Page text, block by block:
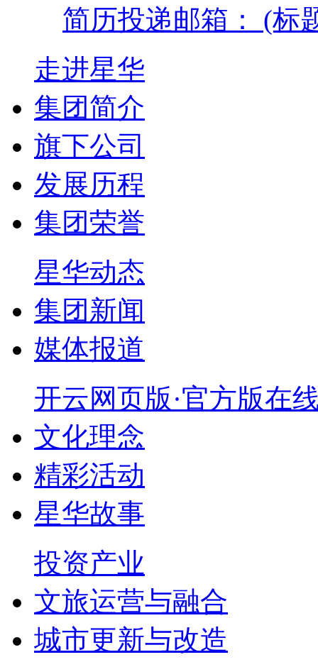
简历投递邮箱： (标
走进星华
集团简介
旗下公司
发展历程
集团荣誉
星华动态
集团新闻
媒体报道
开云网页版·官方版在
文化理念
精彩活动
星华故事
投资产业
文旅运营与融合
城市更新与改造